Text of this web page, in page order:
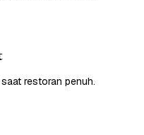
restoran penuh.